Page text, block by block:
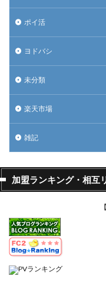
ポイ活
ヨドバシ
未分類
楽天市場
雑記
加盟ランキング・相互